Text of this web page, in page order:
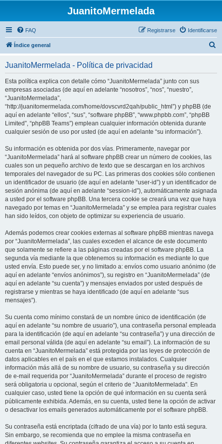
JuanitoMermelada
FAQ Identificarse
Registrarse
Índice general
JuanitoMermelada - Política de privacidad
Esta política explica con detalle cómo “JuanitoMermelada” junto con sus
empresas asociadas (de aquí en adelante “nosotros”, “nos”, “nuestro”,
“JuanitoMermelada”,
“http://juanitomermelada.com/home/dovscvrd2qah/public_html”) y phpBB (de
aquí en adelante “ellos”, “sus”, “software phpBB”, “www.phpbb.com”, “phpBB
Limited”, “phpBB Teams”) emplean cualquier información obtenida durante
cualquier sesión de uso por usted (de aquí en adelante “su información”).
Su información es obtenida por dos vías. Primeramente, navegar por
“JuanitoMermelada” hará al software phpBB crear un número de cookies, las
cuales son un pequeño archivo de texto que se descargan en los archivos
temporales del navegador de su PC. Las primeras dos cookies sólo contienen
un identificador de usuario (de aquí en adelante “user-id”) y un identificador de
sesión anónima (de aquí en adelante “session-id”), automáticamente asignada
a usted por el software phpBB. Una tercera cookie se creará una vez que haya
navegado por temas en “JuanitoMermelada” y se emplea para registrar cuales
han sido leídos, con objeto de optimizar su experiencia de usuario.
Además podemos crear cookies externas al software phpBB mientras navega
por “JuanitoMermelada”, las cuales exceden el alcance de este documento
que solamente se refiere a las páginas creadas por el software phpBB. La
segunda vía mediante la que obtenemos su información es mediante lo que
usted envía. Esto puede ser, y no limitado a: envíos como usuario anónimo (de
aquí en adelante “envíos anónimos”), su registro en “JuanitoMermelada” (de
aquí en adelante “su cuenta”) y mensajes enviados por usted después de
registrarse y mientras se haya identificado (de aquí en adelante “sus
mensajes”).
Su cuenta como mínimo constará de un nombre único de identificación (de
aquí en adelante “su nombre de usuario”), una contraseña personal empleada
para la identificación (de aquí en adelante “su contraseña”) y una dirección de
email personal válida (de aquí en adelante “su email”). La información de su
cuenta en “JuanitoMermelada” está protegida por las leyes de protección de
datos aplicables en el país en el que estamos instalados. Cualquier
información más allá de su nombre de usuario, su contraseña y su dirección
de e-mail requerida por “JuanitoMermelada” durante el proceso de registro
será obligatoria u opcional, según el criterio de “JuanitoMermelada”. En
cualquier caso, usted tiene la opción de qué información en su cuenta será
públicamente exhibida. Además, en su cuenta, usted tiene la opción de activar
o desactivar los emails generados automáticamente por el software phpBB.
Su contraseña está encriptada (cifrado de una vía) por lo tanto está segura.
Sin embargo, se recomienda que no emplee la misma contraseña en